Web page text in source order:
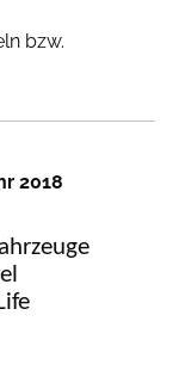
bzw.
2018